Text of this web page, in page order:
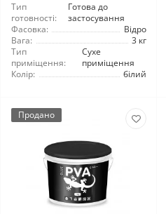
Тип
готовності:
Готова до
застосування
Фасовка:
Відро
Вага:
3 кг
Тип
приміщення:
Сухе
приміщення
Колір:
білий
Продано